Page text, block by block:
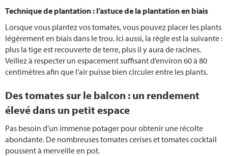
Technique de plantation : l’astuce de la plantation en biais
Lorsque vous plantez vos tomates, vous pouvez placer les plants
légèrement en biais dans le trou. Ici aussi, la règle est la suivante :
plus la tige est recouverte de terre, plus il y aura de racines.
Veillez à respecter un espacement suffisant d’environ 60 à 80
centimètres afin que l’air puisse bien circuler entre les plants.
Des tomates sur le balcon : un rendement
élevé dans un petit espace
Pas besoin d’un immense potager pour obtenir une récolte
abondante. De nombreuses tomates cerises et tomates cocktail
poussent à merveille en pot.